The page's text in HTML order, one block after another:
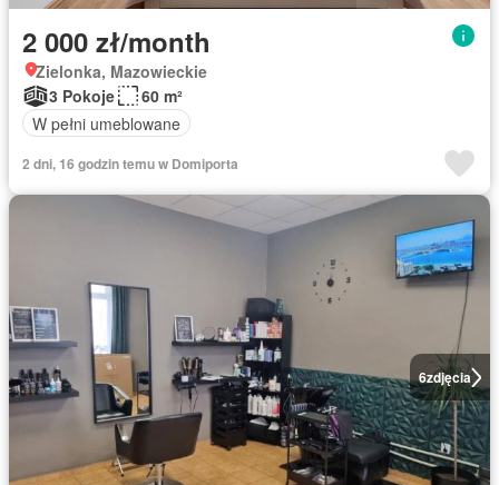
2 000 zł/month
Zielonka, Mazowieckie
3 Pokoje
60 m²
W pełni umeblowane
2 dni, 16 godzin temu w Domiporta
6zdjęcia